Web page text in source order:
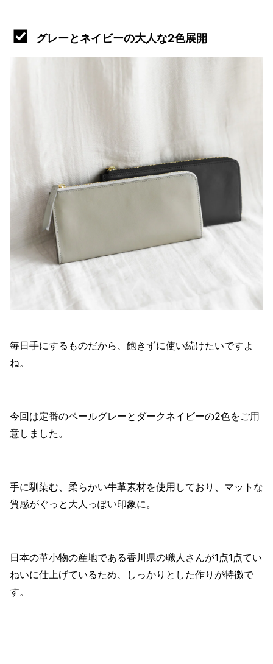
グレーとネイビーの大人な2色展開
毎日手にするものだから、飽きずに使い続けたいですよ
ね。
今回は定番のペールグレーとダークネイビーの2色をご用
意しました。
手に馴染む、柔らかい牛革素材を使用しており、マットな
質感がぐっと大人っぽい印象に。
日本の革小物の産地である香川県の職人さんが1点1点てい
ねいに仕上げているため、しっかりとした作りが特徴で
す。